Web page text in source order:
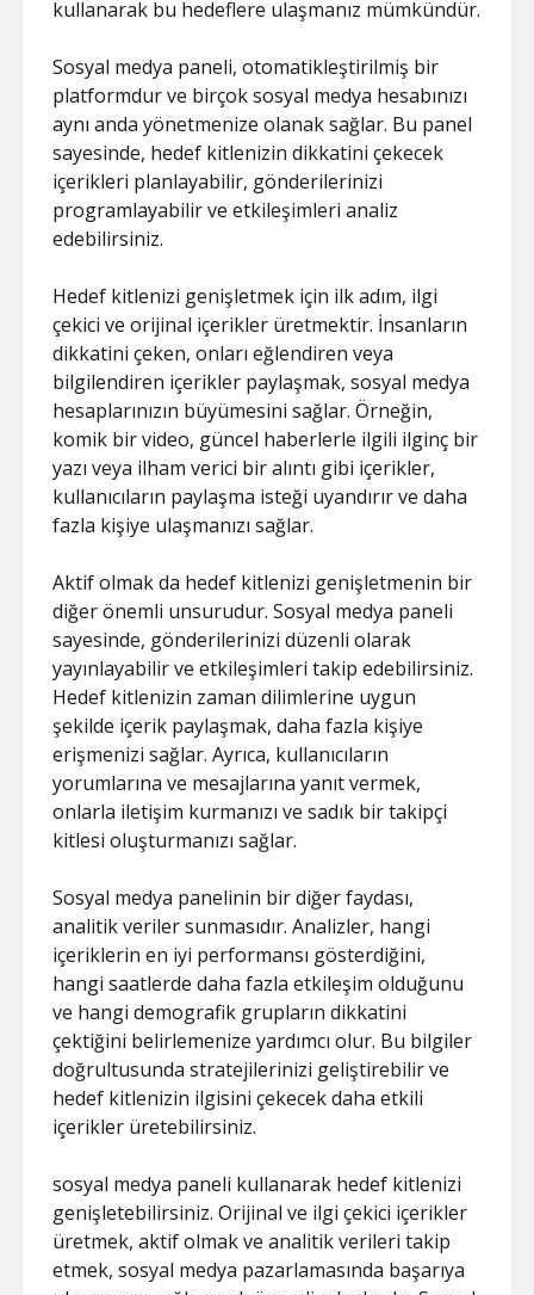
kullanarak bu hedeflere ulaşmanız mümkündür.
Sosyal medya paneli, otomatikleştirilmiş bir
platformdur ve birçok sosyal medya hesabınızı
aynı anda yönetmenize olanak sağlar. Bu panel
sayesinde, hedef kitlenizin dikkatini çekecek
içerikleri planlayabilir, gönderilerinizi
programlayabilir ve etkileşimleri analiz
edebilirsiniz.
Hedef kitlenizi genişletmek için ilk adım, ilgi
çekici ve orijinal içerikler üretmektir. İnsanların
dikkatini çeken, onları eğlendiren veya
bilgilendiren içerikler paylaşmak, sosyal medya
hesaplarınızın büyümesini sağlar. Örneğin,
komik bir video, güncel haberlerle ilgili ilginç bir
yazı veya ilham verici bir alıntı gibi içerikler,
kullanıcıların paylaşma isteği uyandırır ve daha
fazla kişiye ulaşmanızı sağlar.
Aktif olmak da hedef kitlenizi genişletmenin bir
diğer önemli unsurudur. Sosyal medya paneli
sayesinde, gönderilerinizi düzenli olarak
yayınlayabilir ve etkileşimleri takip edebilirsiniz.
Hedef kitlenizin zaman dilimlerine uygun
şekilde içerik paylaşmak, daha fazla kişiye
erişmenizi sağlar. Ayrıca, kullanıcıların
yorumlarına ve mesajlarına yanıt vermek,
onlarla iletişim kurmanızı ve sadık bir takipçi
kitlesi oluşturmanızı sağlar.
Sosyal medya panelinin bir diğer faydası,
analitik veriler sunmasıdır. Analizler, hangi
içeriklerin en iyi performansı gösterdiğini,
hangi saatlerde daha fazla etkileşim olduğunu
ve hangi demografik grupların dikkatini
çektiğini belirlemenize yardımcı olur. Bu bilgiler
doğrultusunda stratejilerinizi geliştirebilir ve
hedef kitlenizin ilgisini çekecek daha etkili
içerikler üretebilirsiniz.
sosyal medya paneli kullanarak hedef kitlenizi
genişletebilirsiniz. Orijinal ve ilgi çekici içerikler
üretmek, aktif olmak ve analitik verileri takip
etmek, sosyal medya pazarlamasında başarıya